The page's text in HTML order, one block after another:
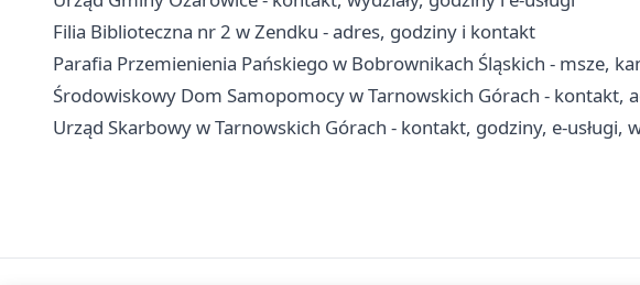
Filia Biblioteczna nr 2 w Zendku - adres, godziny i kontakt
Parafia Przemienienia Pańskiego w Bobrownikach Śląskich - msze,
Środowiskowy Dom Samopomocy w Tarnowskich Górach - kontakt,
Urząd Skarbowy w Tarnowskich Górach - kontakt, godziny, e-usługi,